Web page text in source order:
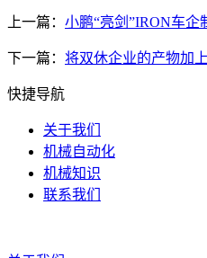
上一篇： 小鹏“亮剑”IRON车企
下一篇： 将双休企业的产物加
快捷导航
关于我们
机械自动化
机械知识
联系我们